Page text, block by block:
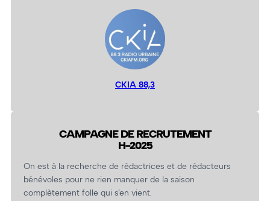
CKIA 88,3
CAMPAGNE DE RECRUTEMENT
H-2025
On est à la recherche de rédactrices et de rédacteurs
bénévoles pour ne rien manquer de la saison
complètement folle qui s’en vient.